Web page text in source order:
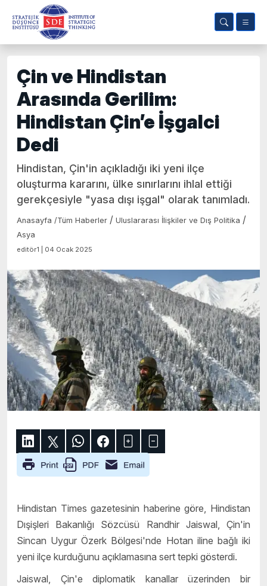
Çin ve Hindistan
Arasında Gerilim:
Hindistan Çin’e İşgalci
Dedi
Hindistan, Çin'in açıkladığı iki yeni ilçe
oluşturma kararını, ülke sınırlarını ihlal ettiği
gerekçesiyle "yasa dışı işgal" olarak tanımladı.
Anasayfa /Tüm Haberler / Uluslararası İlişkiler ve Dış Politika /
Asya
editör1 | 04 Ocak 2025
Hindistan Times gazetesinin haberine göre, Hindistan
Dışişleri Bakanlığı Sözcüsü Randhir Jaiswal, Çin'in
Sincan Uygur Özerk Bölgesi'nde Hotan iline bağlı iki
yeni ilçe kurduğunu açıklamasına sert tepki gösterdi.
Jaiswal, Çin'e diplomatik kanallar üzerinden bir